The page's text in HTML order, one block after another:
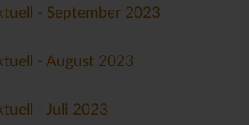
- September 2023
- August 2023
- Juli 2023